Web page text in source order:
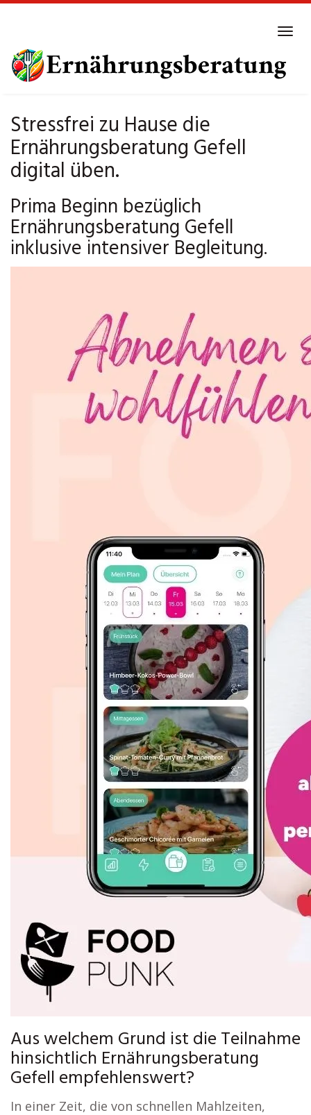
main
content
Stressfrei zu Hause die
Ernährungsberatung Gefell
digital üben.
Prima Beginn bezüglich
Ernährungsberatung Gefell
inklusive intensiver Begleitung.
Aus welchem Grund ist die Teilnahme
hinsichtlich Ernährungsberatung
Gefell empfehlenswert?
In einer Zeit, die von schnellen Mahlzeiten,